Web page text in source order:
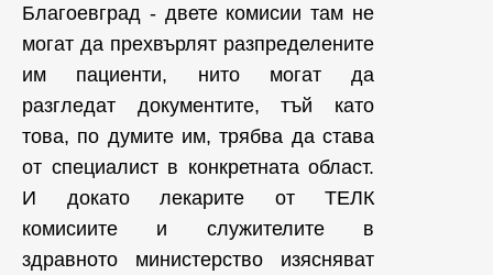
Благоевград - двете комисии там не
могат да прехвърлят разпределените
им пациенти, нито могат да
разгледат документите, тъй като
това, по думите им, трябва да става
от специалист в конкретната област.
И докато лекарите от ТЕЛК
комисиите и служителите в
здравното министерство изясняват